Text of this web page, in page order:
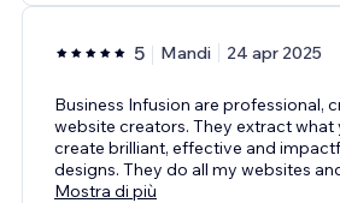
5 Mandi 24 apr 2025
Business Infusion are professional,
website creators. They extract what
create brilliant, effective and
designs. They do all my websites
Mostra di più